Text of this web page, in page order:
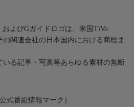
よびGガイドロゴは、米国TiVo
の関連会社の日本国内における商標ま
いる記事・写真等あらゆる素材の無断
式番組情報マーク）